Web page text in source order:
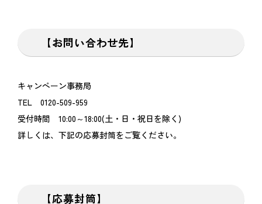
【お問い合わせ先】
キャンペーン事務局
TEL 0120-509-959
受付時間 10:00～18:00(土・日・祝日を除く)
詳しくは、下記の応募封筒をご覧ください。
【応募封筒】